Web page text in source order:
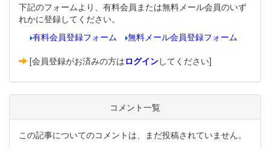
下記のフォームより、有料会員または無料メール会員のいず
れかに登録してください。
有料会員登録フォーム
無料メール会員登録フォーム
[会員登録がお済みの方はログインしてください]
コメント一覧
この記事についてのコメントは、まだ投稿されていません。